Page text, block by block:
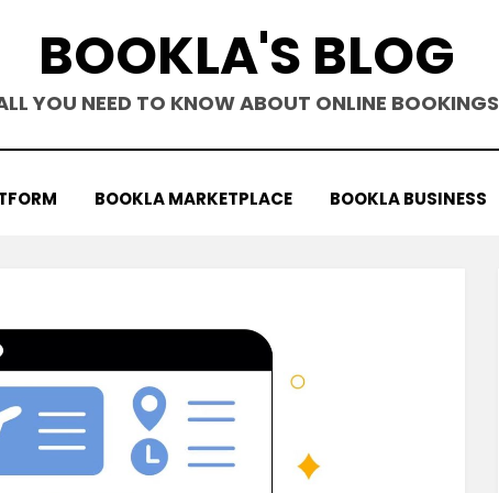
BOOKLA'S BLOG
YOU NEED TO KNOW ABOUT ONLINE BOOKINGS
BOOKLA MARKETPLACE BOOKLA BUSINESS